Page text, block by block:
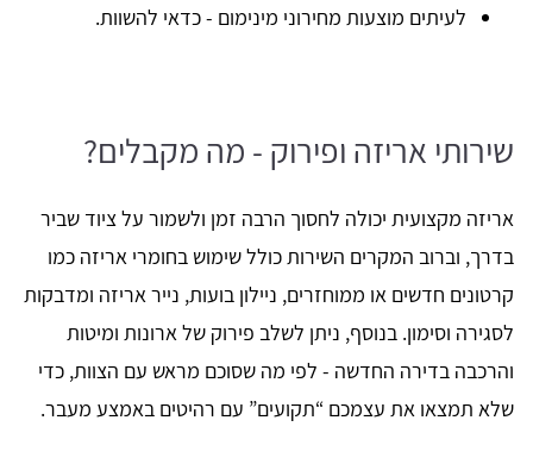
לעיתים מוצעות מחירוני מינימום - כדאי להשוות.
שירותי אריזה ופירוק - מה מקבלים?
אריזה מקצועית יכולה לחסוך הרבה זמן ולשמור על ציוד שביר
בדרך, וברוב המקרים השירות כולל שימוש בחומרי אריזה כמו
קרטונים חדשים או ממוחזרים, ניילון בועות, נייר אריזה ומדבקות
לסגירה וסימון. בנוסף, ניתן לשלב פירוק של ארונות ומיטות
והרכבה בדירה החדשה - לפי מה שסוכם מראש עם הצוות, כדי
שלא תמצאו את עצמכם “תקועים” עם רהיטים באמצע מעבר.